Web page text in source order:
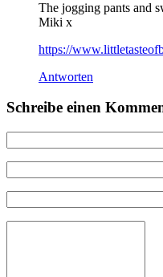
The jogging pants and
Miki x
https://
Antworten
Schreibe einen